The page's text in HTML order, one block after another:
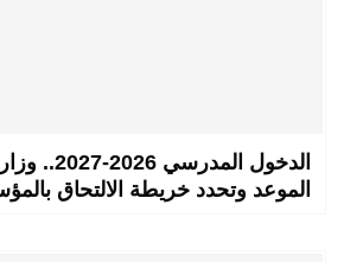
الدخول
الموعد وتحدد خريطة الالتحاق